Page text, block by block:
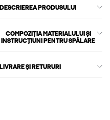
DESCRIEREA PRODUSULUI
COMPOZIȚIA MATERIALULUI ȘI
INSTRUCȚIUNI PENTRU SPĂLARE
LIVRARE ȘI RETURURI